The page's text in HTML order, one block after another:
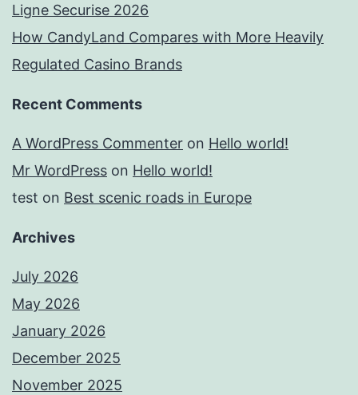
Ligne Securise 2026
How CandyLand Compares with More Heavily
Regulated Casino Brands
Recent Comments
A WordPress Commenter on Hello world!
Mr WordPress on Hello world!
test on Best scenic roads in Europe
Archives
July 2026
May 2026
January 2026
December 2025
November 2025